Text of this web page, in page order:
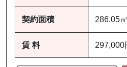
契約面積 286.05
賃 料 297,000